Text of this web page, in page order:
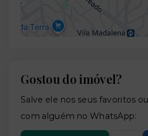
Gostou do imóvel?
Salve ele nos seus favoritos
com alguém no WhatsApp: